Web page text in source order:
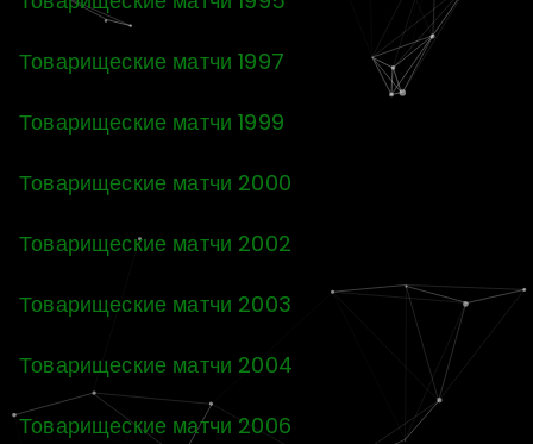
Товарищеские матчи 1997
Товарищеские матчи 1999
Товарищеские матчи 2000
Товарищеские матчи 2002
Товарищеские матчи 2003
Товарищеские матчи 2004
Товарищеские матчи 2006